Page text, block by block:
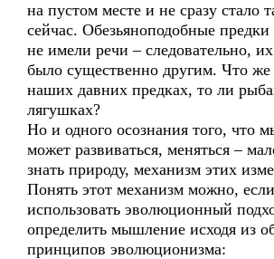
на пустом месте и не сразу стало
сейчас. Обезьяноподобные предки
не имели речи – следовательно,
было существенно другим. Что же
наших давних предках, то ли
лягушках?
Но и одного осознания того, что
может развиваться, меняться –
знать природу, механизм этих
Понять этот механизм можно, если
использовать эволюционный
определить мышление исходя из
принципов эволюционизма: